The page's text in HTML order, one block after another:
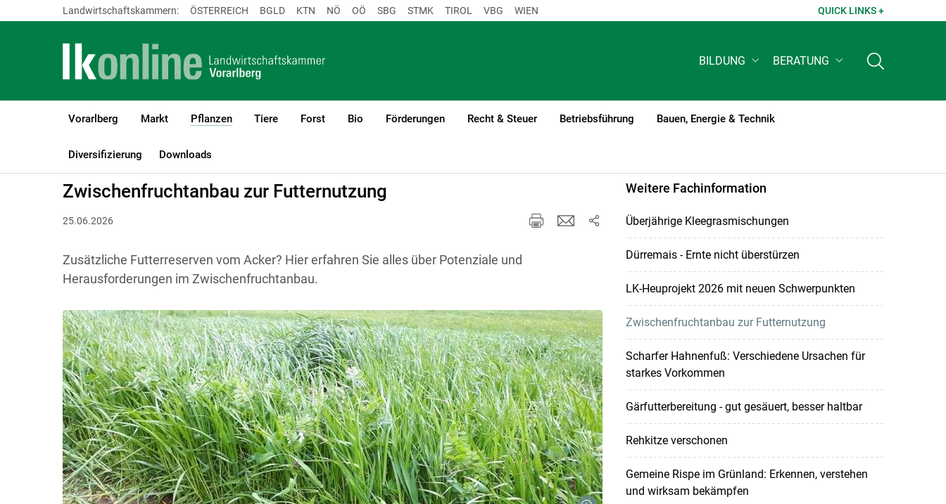
Landwirtschaftskammern: ÖSTERREICH BGLD KTN NÖ OÖ SBG STMK TIROL VBG WIEN QUICK LINKS +
BILDUNG BERATUNG
Vorarlberg Markt Pflanzen
(current)1
Tiere Forst Bio Förderungen Recht & Steuer Betriebsführung Bauen, Energie & Technik
Diversifizierung Downloads
LK Vorarlberg Pflanzen Grünland & Futterbau
Zwischenfruchtanbau zur Futternutzung
25.06.2026
Zusätzliche Futterreserven vom Acker? Hier erfahren Sie alles über Potenziale und
Herausforderungen im Zwischenfruchtanbau.
Weitere Fachinformation
Überjährige Kleegrasmischungen
Dürremais - Ernte nicht überstürzen
LK-Heuprojekt 2026 mit neuen Schwerpunkten
Zwischenfruchtanbau zur Futternutzung
Scharfer Hahnenfuß: Verschiedene Ursachen für
starkes Vorkommen
Gärfutterbereitung - gut gesäuert, besser haltbar
Rehkitze verschonen
Gemeine Rispe im Grünland: Erkennen, verstehen
und wirksam bekämpfen